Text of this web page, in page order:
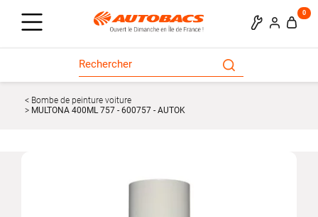
0
Bombe de peinture voiture
MULTONA 400ML 757 - 600757 - AUTOK